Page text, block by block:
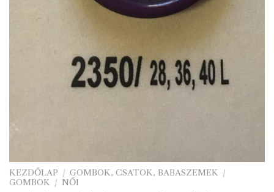
KEZDŐLAP / GOMBOK, CSATOK, BABASZEMEK /
GOMBOK / NŐI